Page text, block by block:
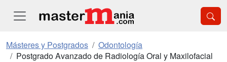
Másteres y Postgrados
Odontología
Postgrado Avanzado de Radiología Oral y Maxilofacial